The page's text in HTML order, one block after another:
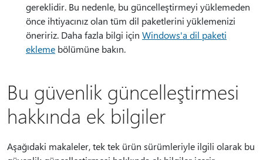
gereklidir. Bu nedenle, bu güncelleştirmeyi yüklemeden
önce ihtiyacınız olan tüm dil paketlerini yüklemenizi
öneririz. Daha fazla bilgi için Windows'a dil paketi
ekleme bölümüne bakın.
Bu güvenlik güncelleştirmesi
hakkında ek bilgiler
Aşağıdaki makaleler, tek tek ürün sürümleriyle ilgili olarak bu